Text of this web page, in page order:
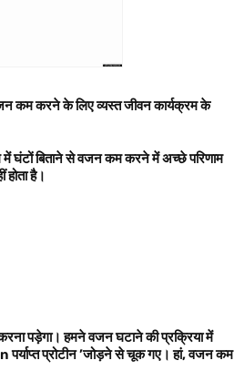
कम करने के लिए व्यस्त जीवन कार्यक्रम के
में घंटों बिताने से वजन कम करने में अच्छे परिणाम
है।
पड़ेगा। हमने वजन घटाने की प्रक्रिया में
पर्याप्त प्रोटीन’जोड़ने से चूक गए। हां,वजन कम